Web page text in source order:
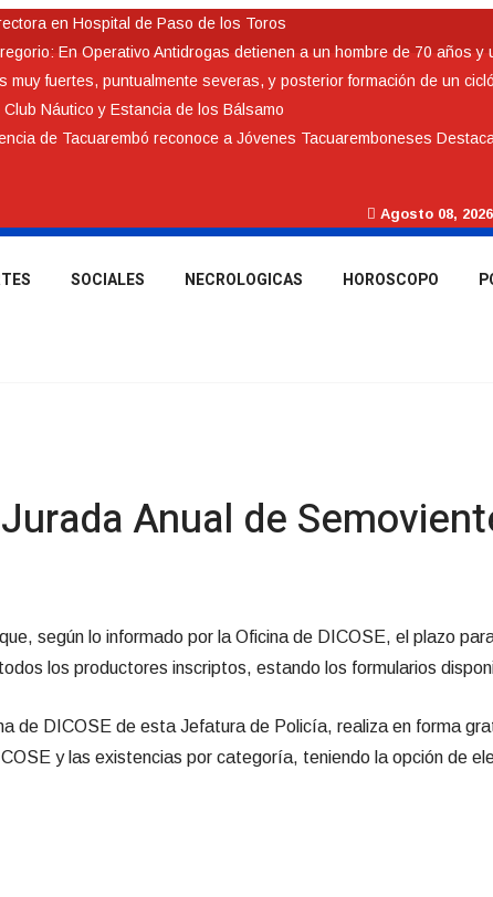
en Hospital de Paso de los Toros
En Operativo Antidrogas detienen a un hombre de 70 años y
muy fuertes, puntualmente severas, y posterior formación de un
Club Náutico y Estancia de los Bálsamo
de Tacuarembó reconoce a Jóvenes Tacuaremboneses
Agosto 08, 2026
SOCIALES NECROLOGICAS HOROSCOPO
Anual de
según lo informado por la Oficina de DICOSE, el plazo
los productores inscriptos, estando los formularios
de DICOSE de esta Jefatura de Policía, realiza en forma
y las existencias por categoría, teniendo la opción de